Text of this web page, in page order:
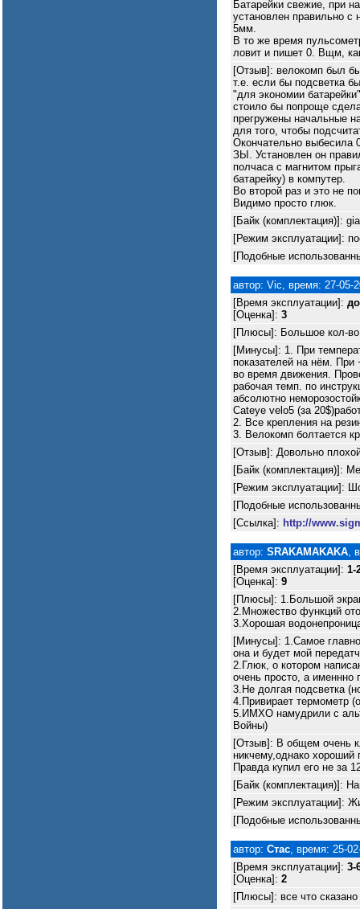
Батарейки свежие, при
установлен правильно с
5мм.
В то же время
ловит и пишет 0. Вщм,
[Отзыв]: велокомп был
т.е. если бы подсветка
"для экономии
стоило бы попроще
прегружены начальные
для того, чтобы
Окончательно выбесила
ЗЫ. Установлен он
полчаса с магнитом
батарейку) в компутер.
Во второй раз и это не
Видимо просто глюк.
[Байк (комплектация)]:
[Режим эксплуатации]:
[Подобные
автор: Vic, время: 27-05-
[Время эксплуатации]:
[Оценка]: 3
[Плюсы]: Большое кол-
[Минусы]: 1. При
показателей на нём. При
во время движения.
рабочая темп. по
абсолютно
Cateye velo5 (за
2. Все крепления на
3. Велокомп болтается
[Отзыв]: Довольно
[Байк (комплектация)]:
[Режим эксплуатации]:
[Подобные
[Ссылка]: http://
автор: SRAKAMAKAKA,
[Время эксплуатации]: 1-
[Оценка]: 9
[Плюсы]: 1.Большой
2.Множество функций
3.Хорошая
[Минусы]: 1.Самое
она и будет мой
2.Глюк, о котором
очень просто, а
3.Не долгая подсветка
4.Привирает термометр
5.ИМХО намудрили с
Войны)
[Отзыв]: В общем очень
никчему,однако хороший
Правда купил его не за
[Байк (комплектация)]:
[Режим эксплуатации]:
[Подобные
автор: Стас, время: 25-
[Время эксплуатации]: 3-
[Оценка]: 2
[Плюсы]: все что